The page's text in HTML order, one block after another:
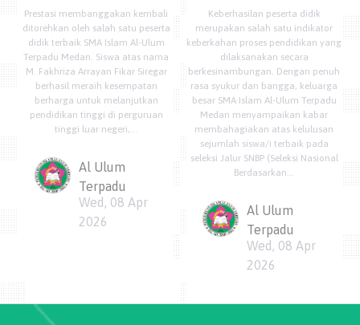
Prestasi membanggakan kembali
ditorehkan oleh salah satu peserta
didik terbaik SMA Islam Al-Ulum
Terpadu Medan. Siswa atas nama
M. Fakhriza Arrayan Fikar Siregar
berhasil meraih kesempatan
berharga untuk melanjutkan
pendidikan tinggi di perguruan
tinggi luar negeri,...
Al Ulum
Terpadu
Wed, 08 Apr
2026
Keberhasilan peserta didik
merupakan salah satu indikator
keberkahan proses pendidikan yang
dilaksanakan secara
berkesinambungan. Dengan penuh
rasa syukur dan bangga, keluarga
besar SMA Islam Al-Ulum Terpadu
Medan menyampaikan kabar
membahagiakan atas kelulusan
sejumlah siswa/i terbaik pada
seleksi Jalur SNBP (Seleksi Nasional
Berdasarkan...
Al Ulum
Terpadu
Wed, 08 Apr
2026